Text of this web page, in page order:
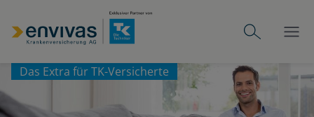
Das Extra für TK-Versicherte